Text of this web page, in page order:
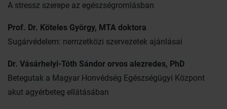
A stressz szerepe az egészségromlásban
Prof. Dr. Köteles György, MTA doktora
Sugárvédelem: nemzetközi szervezetek ajánlásai
Dr. Vásárhelyi-Tóth Sándor orvos alezredes, PhD
Betegutak a Magyar Honvédség Egészségügyi Központ
akut agyérbeteg ellátásában